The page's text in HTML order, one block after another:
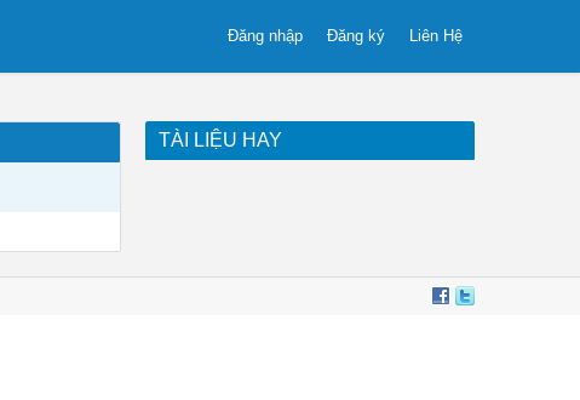
Liên Hệ
Đăng ký
Đăng nhập
TÀI LIỆU HAY